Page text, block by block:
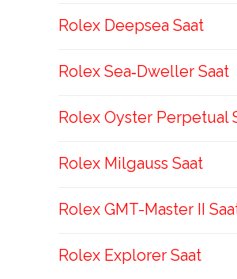
Rolex Deepsea Saat
Rolex Sea‑Dweller Saat
Rolex Oyster Perpetual
Rolex Milgauss Saat
Rolex GMT-Master II
Rolex Explorer Saat